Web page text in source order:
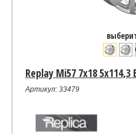
Replay Mi57 7x18 5x114,3
Артикул: 33479